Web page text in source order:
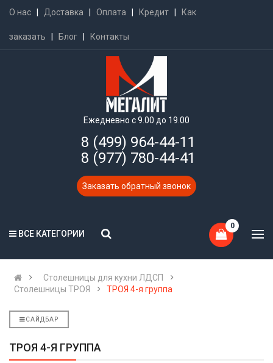
О нас Доставка Оплата Кредит Как
заказать Блог Контакты
Ежедневно с 9.00 до 19.00
8 (499) 964-44-11
8 (977) 780-44-41
Заказать обратный звонок
ВСЕ КАТЕГОРИИ
0
Cтолешницы для кухни ЛДСП
Столешницы ТРОЯ
ТРОЯ 4-я группа
САЙДБАР
ТРОЯ 4-Я ГРУППА